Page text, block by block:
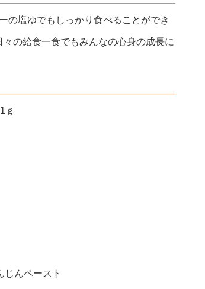
の塩ゆでもしっかり食べることができ
の給食一食でもみんなの心身の成長に
ｇ
んペースト